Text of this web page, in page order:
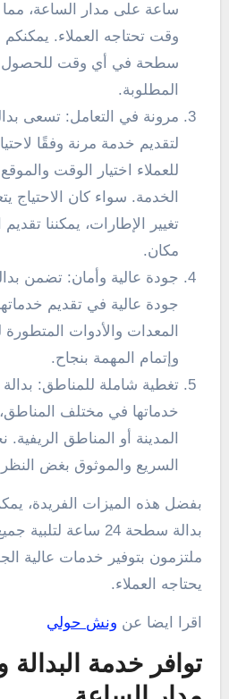
ساعة على مدار الساعة،
وقت تحتاجه العملاء. يمكنكم
سطحة في أي وقت للحصول
المطلوبة.
لتقديم خدمة مرنة وفقًا
للعملاء اختيار الوقت
الخدمة. سواء كان الاحتياج
تغيير الإطارات، يمكننا
مكان.
جودة عالية في تقديم
المعدات والأدوات
وإتمام المهمة بنجاح.
خدماتها في مختلف
المدينة أو المناطق
السريع والموثوق بغض
بفضل هذه الميزات الفريدة،
بدالة سطحة 24 ساعة
ملتزمون بتوفير خدمات عالية
يحتاجه العملاء.
اقرا ايضا عن ونش حولي
توافر خدمة